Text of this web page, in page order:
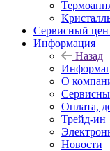
Сервисный
Информация
Назад
О
Оплата,
Трейд-ин
Новости